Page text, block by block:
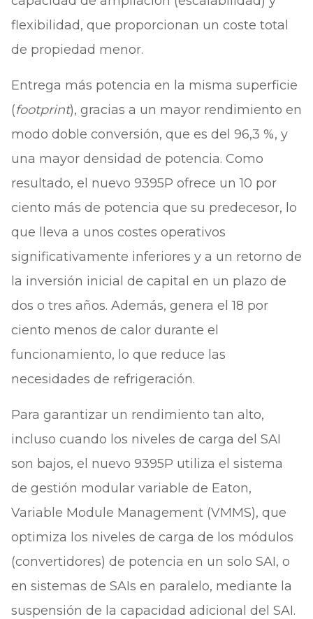
flexibilidad, que proporcionan un coste total
de propiedad menor.
Entrega más potencia en la misma superficie
(footprint), gracias a un mayor rendimiento en
modo doble conversión, que es del 96,3 %, y
una mayor densidad de potencia. Como
resultado, el nuevo 9395P ofrece un 10 por
ciento más de potencia que su predecesor, lo
que lleva a unos costes operativos
significativamente inferiores y a un retorno de
la inversión inicial de capital en un plazo de
dos o tres años. Además, genera el 18 por
ciento menos de calor durante el
funcionamiento, lo que reduce las
necesidades de refrigeración.
Para garantizar un rendimiento tan alto,
incluso cuando los niveles de carga del SAI
son bajos, el nuevo 9395P utiliza el sistema
de gestión modular variable de Eaton,
Variable Module Management (VMMS), que
optimiza los niveles de carga de los módulos
(convertidores) de potencia en un solo SAI, o
en sistemas de SAIs en paralelo, mediante la
suspensión de la capacidad adicional del SAI.